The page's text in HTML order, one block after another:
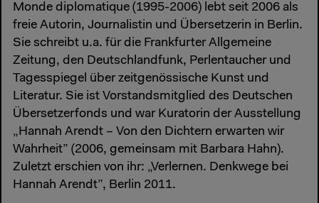
Monde diplomatique (1995-2006) lebt seit 2006 als
freie Autorin, Journalistin und Übersetzerin in Berlin.
Sie schreibt u.a. für die Frankfurter Allgemeine
Zeitung, den Deutschlandfunk, Perlentaucher und
Tagesspiegel über zeitgenössische Kunst und
Literatur. Sie ist Vorstandsmitglied des Deutschen
Übersetzerfonds und war Kuratorin der Ausstellung
„Hannah Arendt – Von den Dichtern erwarten wir
Wahrheit” (2006, gemeinsam mit Barbara Hahn).
Zuletzt erschien von ihr: „Verlernen. Denkwege bei
Hannah Arendt”, Berlin 2011.